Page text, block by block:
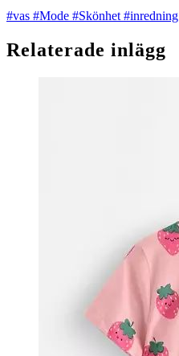
#vas #Mode #Skönhet#inredning
Relaterade inlägg